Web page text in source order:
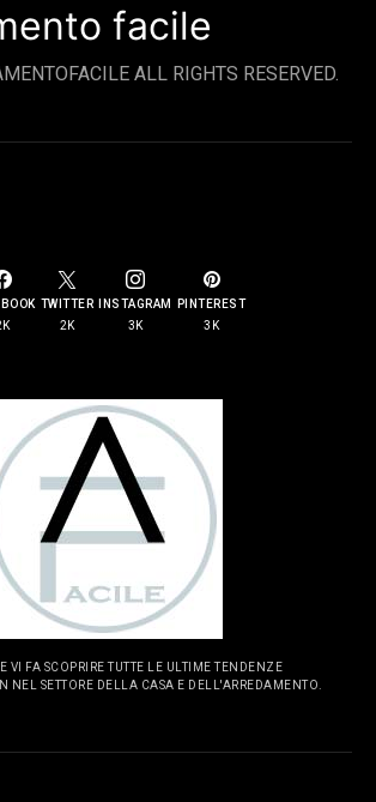
facile
ALL RIGHTS RESERVED.
TWITTER
2K
INSTAGRAM
3K
PINTEREST
3K
VI FA SCOPRIRE TUTTE LE ULTIME TENDENZE
NEL SETTORE DELLA CASA E DELL'ARREDAMENTO.